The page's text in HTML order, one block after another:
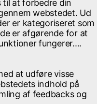
til at forbedre din
webstedet. Ud
er kategoriseret som
er afgørende for at
fungerer....
at udføre visse
indhold på
af feedbacks og